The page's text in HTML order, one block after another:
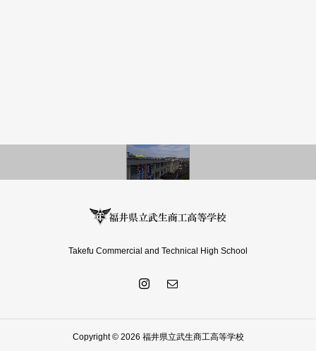
Takefu Commercial and Technical High School
Copyright © 2026 福井県立武生商工高等学校